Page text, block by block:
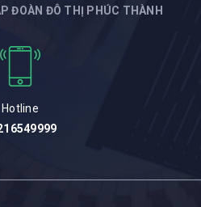
ĐOÀN ĐÔ THỊ PHÚC THÀNH
Hotline